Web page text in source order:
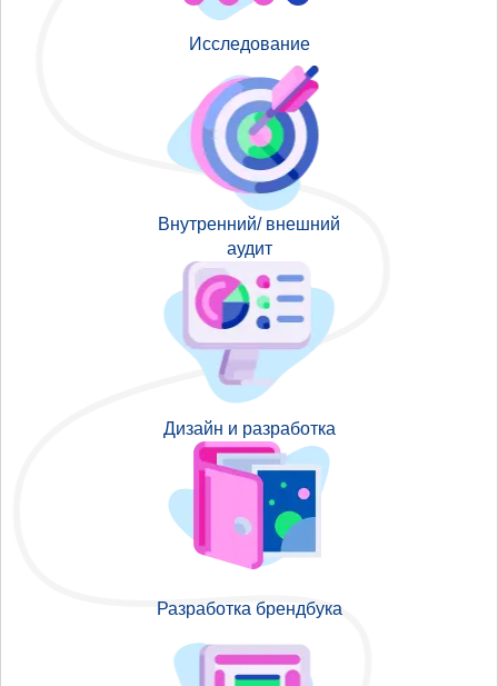
Исследование
Внутренний/ внешний
аудит
Дизайн и разработка
Разработка брендбука